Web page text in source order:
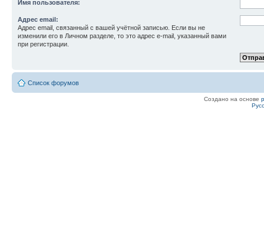
Имя пользователя:
Адрес email:
Адрес email, связанный с вашей учётной записью. Если вы не
изменили его в Личном разделе, то это адрес e-mail, указанный вами
при регистрации.
Список форумов
Создано на основе